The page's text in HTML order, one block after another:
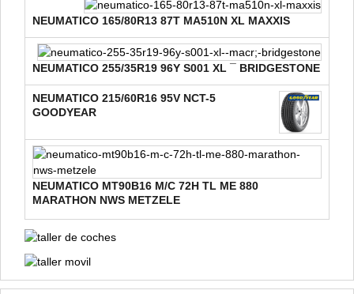
NEUMATICO 165/80R13 87T MA510N XL MAXXIS
NEUMATICO 255/35R19 96Y S001 XL ¯ BRIDGESTONE
NEUMATICO 215/60R16 95V NCT-5
GOODYEAR
NEUMATICO MT90B16 M/C 72H TL ME 880
MARATHON NWS METZELE